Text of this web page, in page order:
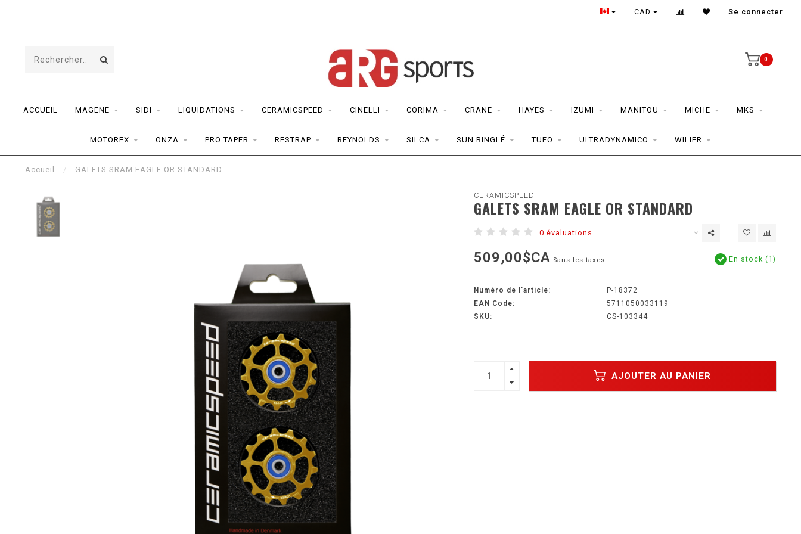
CAD Se connecter
0
ACCUEIL MAGENE SIDI LIQUIDATIONS CERAMICSPEED CINELLI CORIMA CRANE HAYES IZUMI MANITOU MICHE MKS
MOTOREX ONZA PRO TAPER RESTRAP REYNOLDS SILCA SUN RINGLÉ TUFO ULTRADYNAMICO WILIER
Accueil / GALETS SRAM EAGLE OR STANDARD
CERAMICSPEED
GALETS SRAM EAGLE OR STANDARD
0 évaluations
509,00$CA Sans les taxes En stock (1)
Numéro de l'article:
P-18372
EAN Code:
5711050033119
SKU:
CS-103344
AJOUTER AU PANIER